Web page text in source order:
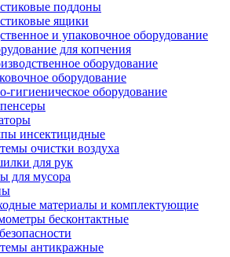
поддоны
ящики
и упаковочное оборудование
для копчения
оборудование
оборудование
гигиеническое оборудование
инсектицидные
очистки воздуха
для рук
для мусора
материалы и комплектующие
бесконтактные
антикражные